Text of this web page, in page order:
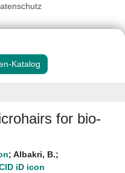
Katalog
for bio-
; Albakri, B.;